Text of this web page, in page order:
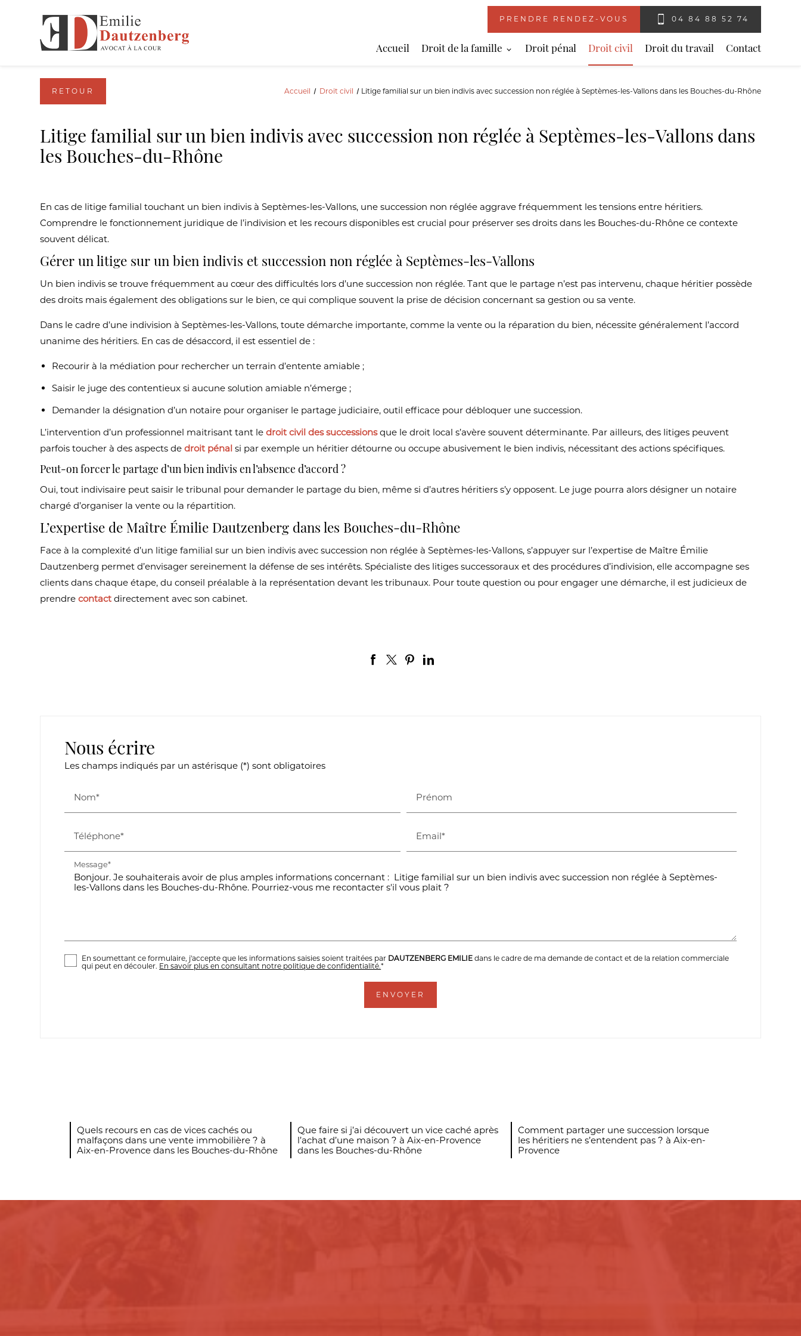
PRENDRE RENDEZ-VOUS 04 84 88 52 74
Accueil Droit de la famille Droit pénal Droit civil Droit du travail Contact
Accueil Droit civil Litige familial sur un bien indivis avec succession non réglée à Septèmes-les-Vallons dans les Bouches-du-Rhône
RETOUR
Litige familial sur un bien indivis avec succession non réglée à Septèmes-les-Vallons dans
les Bouches-du-Rhône
En cas de litige familial touchant un bien indivis à Septèmes-les-Vallons, une succession non réglée aggrave fréquemment les tensions entre héritiers.
Comprendre le fonctionnement juridique de l’indivision et les recours disponibles est crucial pour préserver ses droits dans les Bouches-du-Rhône ce contexte
souvent délicat.
Gérer un litige sur un bien indivis et succession non réglée à Septèmes-les-Vallons
Un bien indivis se trouve fréquemment au cœur des difficultés lors d’une succession non réglée. Tant que le partage n’est pas intervenu, chaque héritier possède
des droits mais également des obligations sur le bien, ce qui complique souvent la prise de décision concernant sa gestion ou sa vente.
Dans le cadre d’une indivision à Septèmes-les-Vallons, toute démarche importante, comme la vente ou la réparation du bien, nécessite généralement l’accord
unanime des héritiers. En cas de désaccord, il est essentiel de :
Recourir à la médiation pour rechercher un terrain d’entente amiable ;
Saisir le juge des contentieux si aucune solution amiable n’émerge ;
Demander la désignation d’un notaire pour organiser le partage judiciaire, outil efficace pour débloquer une succession.
L’intervention d’un professionnel maitrisant tant ledroit civil des successionsque le droit local s’avère souvent déterminante. Par ailleurs, des litiges peuvent
parfois toucher à des aspects dedroit pénal si par exemple un héritier détourne ou occupe abusivement le bien indivis, nécessitant des actions spécifiques.
Peut-on forcer le partage d’un bien indivis en l’absence d’accord ?
Oui, tout indivisaire peut saisir le tribunal pour demander le partage du bien, même si d’autres héritiers s’y opposent. Le juge pourra alors désigner un notaire
chargé d’organiser la vente ou la répartition.
L’expertise de Maître Émilie Dautzenberg dans les Bouches-du-Rhône
Face à la complexité d’un litige familial sur un bien indivis avec succession non réglée à Septèmes-les-Vallons, s’appuyer sur l’expertise de Maître Émilie
Dautzenberg permet d’envisager sereinement la défense de ses intérêts. Spécialiste des litiges successoraux et des procédures d’indivision, elle accompagne ses
clients dans chaque étape, du conseil préalable à la représentation devant les tribunaux. Pour toute question ou pour engager une démarche, il est judicieux de
prendrecontact directement avec son cabinet.
Nous écrire
Les champs indiqués par un astérisque (*) sont obligatoires
Nom* Prénom
Téléphone* Email*
Message*
En soumettant ce formulaire, j'accepte que les informations saisies soient traitées par DAUTZENBERG EMILIE dans le cadre de ma demande de contact et de la relation commerciale
qui peut en découler. En savoir plus en consultant notre politique de confidentialité.*
Quels recours en cas de vices cachés ou
malfaçons dans une vente immobilière ? à
Aix-en-Provence dans les Bouches-du-Rhône
Que faire si j’ai découvert un vice caché après
l’achat d’une maison ? à Aix-en-Provence
dans les Bouches-du-Rhône
Comment partager une succession lorsque
les héritiers ne s’entendent pas ? à Aix-en-
Provence